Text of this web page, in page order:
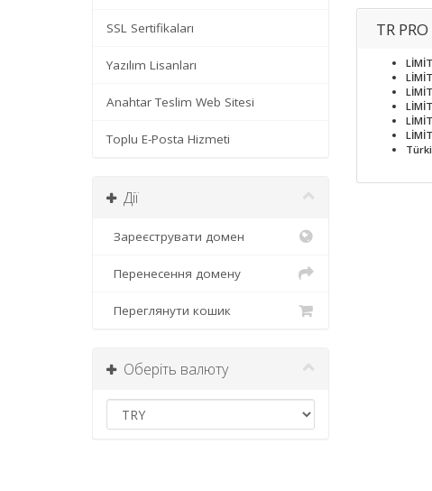
SSL Sertifikaları
Yazılım Lisanları
Anahtar Teslim Web Sitesi
Toplu E-Posta Hizmeti
Дії
Зареєструвати домен
Перенесення домену
Переглянути кошик
Оберіть валюту
TR